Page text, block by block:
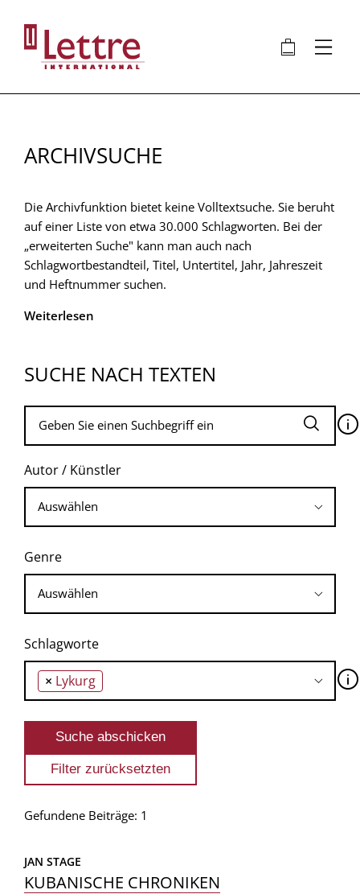
Inhalt
🛍 ⋮
ARCHIVSUCHE
Die Archivfunktion bietet keine Volltextsuche. Sie beruht
auf einer Liste von etwa 30.000 Schlagworten. Bei der
„erweiterten Suche" kann man auch nach
Schlagwortbestandteil, Titel, Untertitel, Jahr, Jahreszeit
und Heftnummer suchen.
Weiterlesen
SUCHE NACH TEXTEN
🛈
Autor / Künstler
Genre
Schlagworte
× Lykurg 🛈
Gefundene Beiträge: 1
JAN STAGE
KUBANISCHE CHRONIKEN